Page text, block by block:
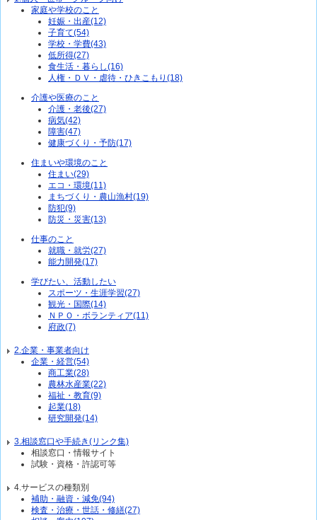
家庭や学校のこと
妊娠・出産(12)
子育て(54)
学校・学費(43)
低所得(27)
食生活・暮らし(16)
人権・ＤＶ・虐待・ひきこもり(18)
介護や医療のこと
介護・老後(27)
病気(42)
障害(47)
健康づくり・予防(17)
住まいや環境のこと
住まい(29)
エコ・環境(11)
まちづくり・農山漁村(19)
防犯(9)
防災・災害(13)
仕事のこと
就職・就労(27)
能力開発(17)
学びたい、活動したい
スポーツ・生涯学習(27)
観光・国際(14)
ＮＰＯ・ボランティア(11)
府政(7)
2.企業・事業者向け
企業・経営(54)
商工業(28)
農林水産業(22)
福祉・教育(9)
起業(18)
研究開発(14)
3.相談窓口や手続き(リンク集)
相談窓口・情報サイト
試験・資格・許認可等
4.サービスの種類別
補助・融資・減免(94)
検査・治療・世話・修繕(27)